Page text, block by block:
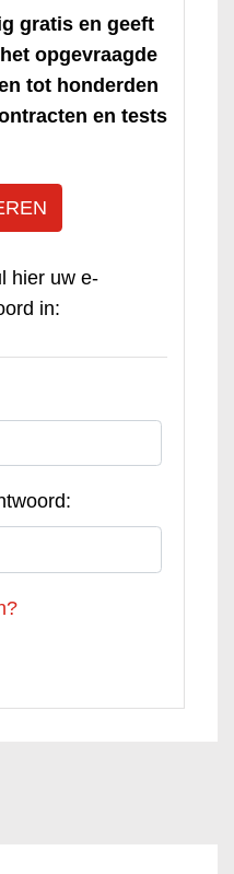
gratis en geeft
opgevraagde
tot honderden
en tests
hier uw e-
in: